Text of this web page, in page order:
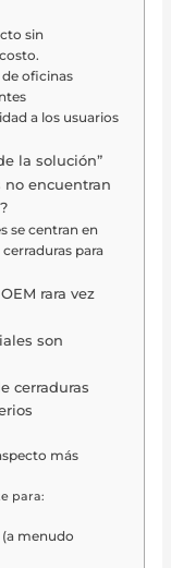
sin
oficinas
a los usuarios
la solución”
no encuentran
se centran en
para
rara vez
son
cerraduras
más
para:
menudo